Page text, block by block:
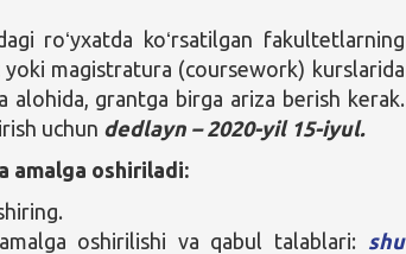
roʻyxatda koʻrsatilgan fakultetlarning
yoki magistratura (coursework) kurslarida
alohida, grantga birga ariza berish kerak.
uchun dedlayn – 2020-yil 15-iyul.
amalga oshiriladi:
oshirilishi va qabul talablari: shu